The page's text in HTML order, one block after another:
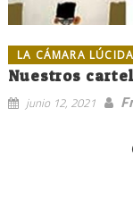
LA CÁMARA LÚCIDA
Nuestros
junio 12, 2021